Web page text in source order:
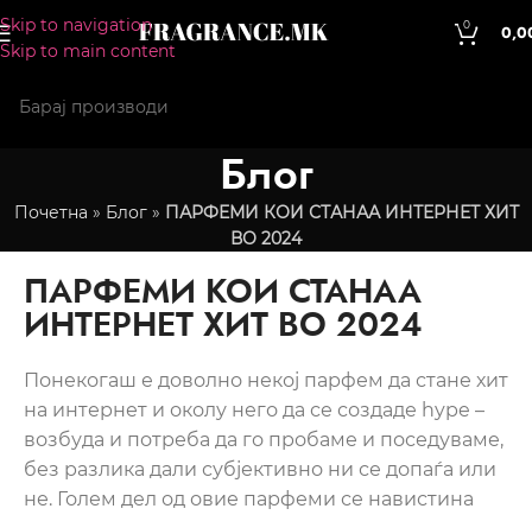
Skip to navigation
Skip to main content
0
Блог
Почетна » Блог» ПАРФЕМИ КОИ СТАНАА ИНТЕРНЕТ ХИТ
ВО 2024
ПАРФЕМИ КОИ СТАНАА
ИНТЕРНЕТ ХИТ ВО 2024
Понекогаш е доволно некој парфем да стане хит
на интернет и околу него да се создаде hype –
возбуда и потреба да го пробаме и поседуваме,
без разлика дали субјективно ни се допаѓа или
не. Голем дел од овие парфеми се навистина